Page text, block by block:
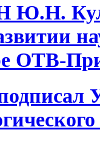
Ю.Н.
ОТВ-